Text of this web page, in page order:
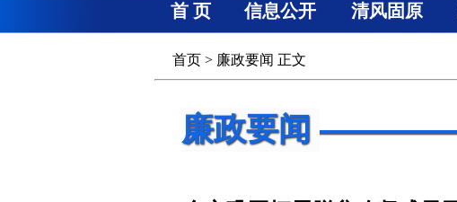
首 页 信息公开 清风固原
首页 > 廉政要闻 正文
廉政要闻